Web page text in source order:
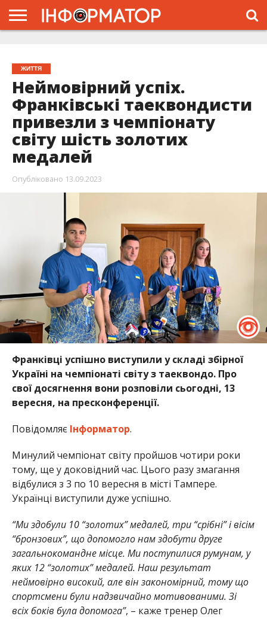
ЖИТТЯ
Неймовірний успіх.
Франківські таеквондисти
привезли з чемпіонату
світу шість золотих
медалей
Опубліковано 13.09.2023
Франківці успішно виступили у складі збірної
Україні на чемпіонаті світу з таеквондо. Про
свої досягнення вони розповіли сьогодні, 13
вересня, на пресконференції.
ПовідомляєІнформатор.
Минулий чемпіонат світу пройшов чотири роки
тому, ще у доковідний час. Цього разу змагання
відбулися з 3 по 10 вересня в місті Тампере.
Українці виступили дуже успішно.
“Ми здобули 10 “золотих” медалей, три “срібні” і вісім
“бронзових”, що допомогло нам здобути друге
загальнокомандне місце. Ми поступилися румунам, у
яких 12 “золотих” медалей. Наш результат
неймовірно високий, але він закономірний, тому що
спортсмени були надзвичайно мотивованими. Зі
всіх боків була допомога”, – каже тренер Олег